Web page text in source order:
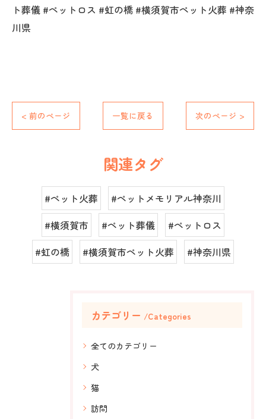
ト葬儀 #ペットロス #虹の橋 #横須賀市ペット火葬 #神奈
川県
< 前のページ 一覧に戻る 次のページ >
関連タグ
#ペット火葬
#ペットメモリアル神奈川
#横須賀市
#ペット葬儀
#ペットロス
#虹の橋
#横須賀市ペット火葬 #神奈川県
カテゴリー Categories
全てのカテゴリー
犬
猫
訪問